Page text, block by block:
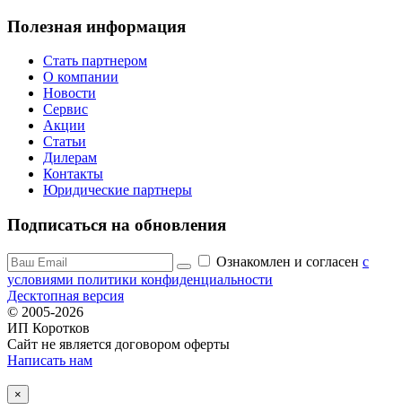
Полезная информация
Стать партнером
О компании
Новости
Сервис
Акции
Статьи
Дилерам
Контакты
Юридические партнеры
Подписаться на обновления
Ознакомлен и согласен c
условиями политики конфиденциальности
Десктопная версия
© 2005-2026
ИП Коротков
Сайт не является договором оферты
Написать нам
×